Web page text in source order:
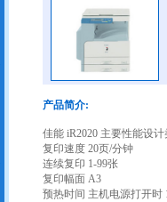
产品简介:
佳能 iR2020 主要性能设
复印速度 20页/分钟
连续复印 1-99张
复印幅面 A3
预热时间 主机电源打开时